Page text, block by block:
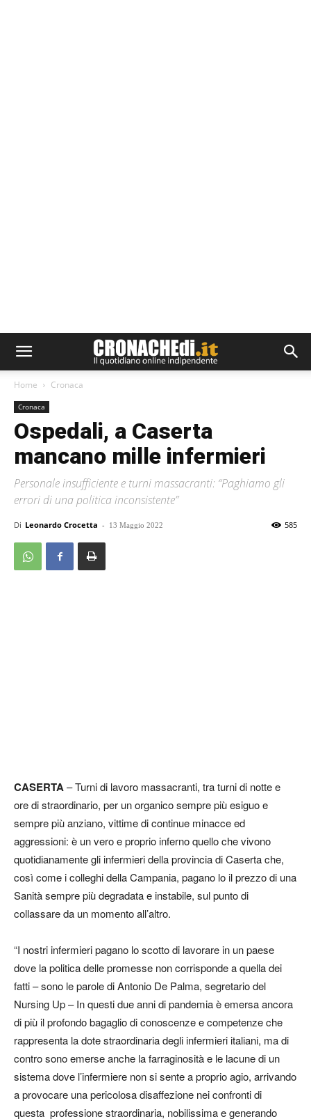
Home Cronaca
Cronaca
Ospedali, a Caserta
mancano mille infermieri
Personale insufficiente e turni massacranti: “Paghiamo gli
errori di una politica inconsistente”
Di Leonardo Crocetta - 13 Maggio 2022 585
CASERTA– Turni di lavoro massacranti, tra turni di notte e
ore di straordinario, per un organico sempre più esiguo e
sempre più anziano, vittime di continue minacce ed
aggressioni: è un vero e proprio inferno quello che vivono
quotidianamente gli infermieri della provincia di Caserta che,
così come i colleghi della Campania, pagano lo il prezzo di una
Sanità sempre più degradata e instabile, sul punto di
collassare da un momento all’altro.
“I nostri infermieri pagano lo scotto di lavorare in un paese
dove la politica delle promesse non corrisponde a quella dei
fatti – sono le parole di Antonio De Palma, segretario del
Nursing Up – In questi due anni di pandemia è emersa ancora
di più il profondo bagaglio di conoscenze e competenze che
rappresenta la dote straordinaria degli infermieri italiani, ma di
contro sono emerse anche la farraginosità e le lacune di un
sistema dove l’infermiere non si sente a proprio agio, arrivando
a provocare una pericolosa disaffezione nei confronti di
questa professione straordinaria, nobilissima e generando